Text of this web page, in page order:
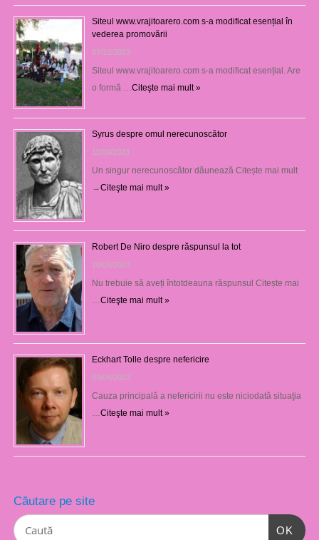
Siteul www.vrajitoarero.com s-a modificat esențial în
vederea promovării
07/12/2023
Siteul www.vrajitoarero.com s-a modificat esențial. Are
o formă …Citeşte mai mult »
Syrus despre omul nerecunoscător
11/09/2023
Un singur nerecunoscător dăunează Citește mai mult
→Citeşte mai mult »
Robert De Niro despre răspunsul la tot
10/09/2023
Nu trebuie să aveți întotdeauna răspunsul Citește mai
…Citeşte mai mult »
Eckhart Tolle despre nefericire
09/09/2023
Cauza principală a nefericirii nu este niciodată situaţia
…Citeşte mai mult »
Căutare pe site
OK